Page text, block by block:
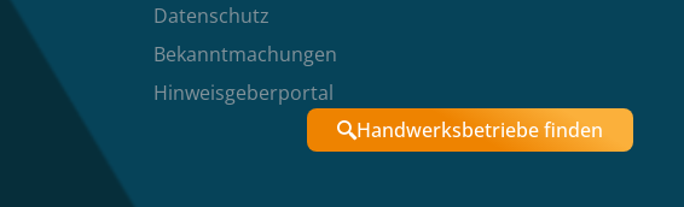
Datenschutz
Bekanntmachungen
Hinweisgeberportal
Handwerksbetriebe finden